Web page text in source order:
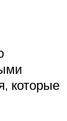
которые